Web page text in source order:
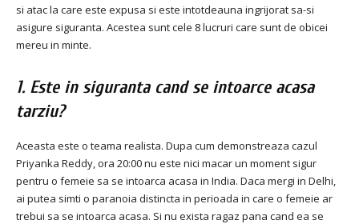
si atac la care este expusa si este intotdeauna ingrijorat sa-si
asigure siguranta. Acestea sunt cele 8 lucruri care sunt de obicei
mereu in minte.
1. Este in siguranta cand se intoarce acasa
tarziu?
Aceasta este o teama realista. Dupa cum demonstreaza cazul
Priyanka Reddy, ora 20:00 nu este nici macar un moment sigur
pentru o femeie sa se intoarca acasa in India. Daca mergi in Delhi,
ai putea simti o paranoia distincta in perioada in care o femeie ar
trebui sa se intoarca acasa. Si nu exista ragaz pana cand ea se